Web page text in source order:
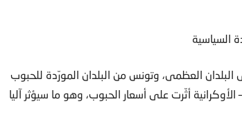
السياسية
البلدان العظمى، وتونس من البلدان المورّدة للحبوب
– الأوكرانية أثّرت على أسعار الحبوب، وهو ما سيؤثر آليا